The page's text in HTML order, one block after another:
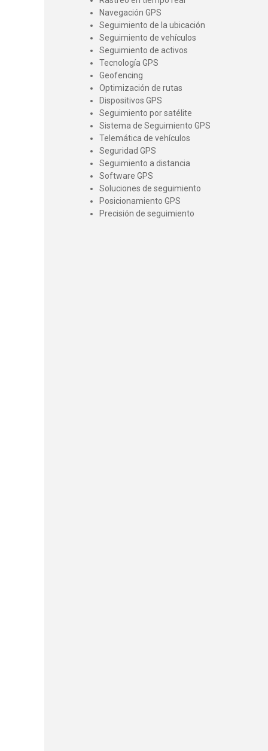
Navegación GPS
Seguimiento de la ubicación
Seguimiento de vehículos
Seguimiento de activos
Tecnología GPS
Geofencing
Optimización de rutas
Dispositivos GPS
Seguimiento por satélite
Sistema de Seguimiento GPS
Telemática de vehículos
Seguridad GPS
Seguimiento a distancia
Software GPS
Soluciones de seguimiento
Posicionamiento GPS
Precisión de seguimiento